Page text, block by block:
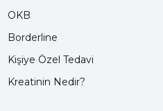
Nasıl Yeniden
virüs, omuriliğe
ve orada saklanır.
OKB
Borderline
Kişiye Özel Tedavi
Kreatinin Nedir?